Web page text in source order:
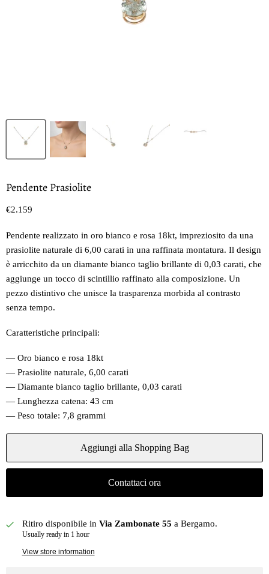
Pendente Prasiolite
Prezzo oggi
€2.159
Pendente realizzato in oro bianco e rosa 18kt, impreziosito da una
prasiolite naturale di 6,00 carati in una raffinata montatura. Il design
è arricchito da un diamante bianco taglio brillante di 0,03 carati, che
aggiunge un tocco di scintillio raffinato alla composizione. Un
pezzo distintivo che unisce la trasparenza morbida al contrasto
senza tempo.
Caratteristiche principali:
— Oro bianco e rosa 18kt
— Prasiolite naturale, 6,00 carati
— Diamante bianco taglio brillante, 0,03 carati
— Lunghezza catena: 43 cm
— Peso totale: 7,8 grammi
Aggiungi alla Shopping Bag
Contattaci ora
Ritiro disponibile in Via Zambonate 55 a Bergamo.
Usually ready in 1 hour
View store information